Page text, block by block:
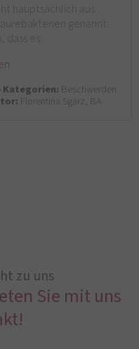
hauptsächlich aus
genannt.
dass es…
Kategorien: Beschwerden
Florentina Sgarz, BA
zu uns
Sie mit uns